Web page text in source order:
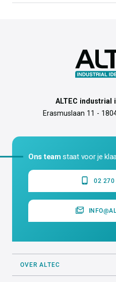
ALTEC industrial
Erasmuslaan 11 -
Ons team staat voor je
02 270
OVER ALTEC